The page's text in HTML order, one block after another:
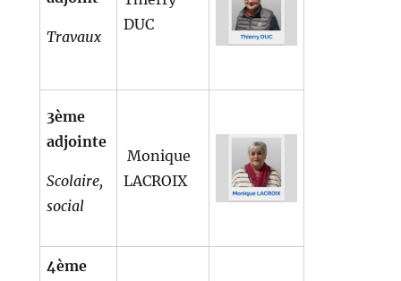
Travaux
DUC
3ème
adjointe
Scolaire,
social
Monique
LACROIX
4ème